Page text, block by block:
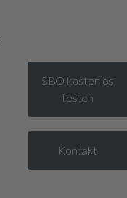
SBO kostenlos
testen
Kontakt